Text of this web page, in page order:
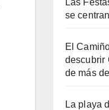
se
El
descubrir
de más
La playa